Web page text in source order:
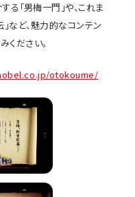
る「男梅一門」や、これま
など、魅力的なコンテン
ください。
otokoume/